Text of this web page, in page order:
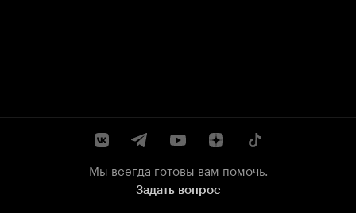
Мы всегда готовы вам помочь.
Задать вопрос